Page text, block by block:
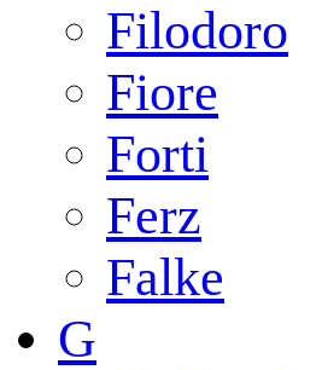
Filodoro
Fiore
Forti
Ferz
Falke
G